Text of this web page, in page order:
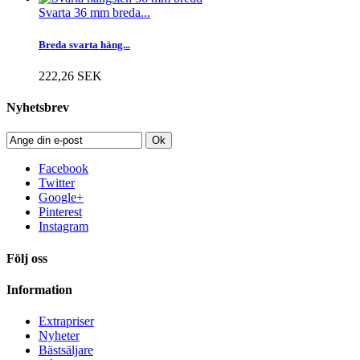
Svarta 36 mm breda...
Breda svarta häng...
222,26 SEK
Nyhetsbrev
Ok
Facebook
Twitter
Google+
Pinterest
Instagram
Följ oss
Information
Extrapriser
Nyheter
Bästsäljare